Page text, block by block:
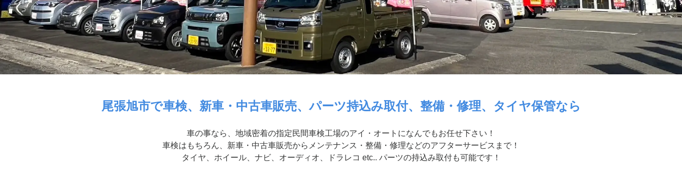
尾張旭市で車検、新車・中古車販売、パーツ持込み取付、整備・修理、タイヤ保管なら
車の事なら、地域密着の指定民間車検工場のアイ・オートになんでもお任せ下さい！
車検はもちろん、新車・中古車販売からメンテナンス・整備・修理などのアフターサービスまで！
タイヤ、ホイール、ナビ、オーディオ、ドラレコ etc.. パーツの持込み取付も可能です！